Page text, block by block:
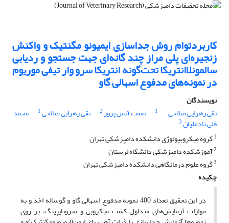
کاربردتوام روش جداسازی ایمیونو مگنتیک و واکنش
زنجیره‌ای پلی مراز چند گانه‌ای جهت جستجو و ردیابی
سالمونلاانتریکا تحت‌گونه انتریکا سرو وار تیفی موریوم
در نمونه‌های مدفوع اسهالی گاو‌
نویسندگان
تقی زهرایی صالحی
1 نعمت آتش پرور2 ‌تقی زهرایی صالحی1 ‌محمد
قلی نادعلیان3
1گروه میکروبیولوژی دانشکده دامپزشکی تهران
2آموزشکده دامپزشکی دانشگاه لرستان
3گروه علوم درمانگاهی دانشکده دامپزشکی تهران
چکیده
در این تحقیق تعداد 400 نمونه مدفوع اسهالی گاو و گوساله اخذ و به
موازات آزمایش‌های متداول کشت میکروبی و سروتایپینگ، بر روی